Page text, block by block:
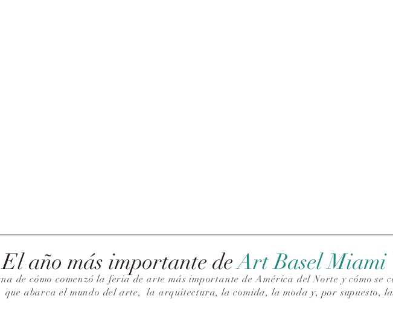
El año más importante deArt Basel Miami
de cómo comenzó la feria de arte más importante de América del Norte y cómo se
que abarca el mundo del arte,la arquitectura, la comida, la moda y, por supuesto,